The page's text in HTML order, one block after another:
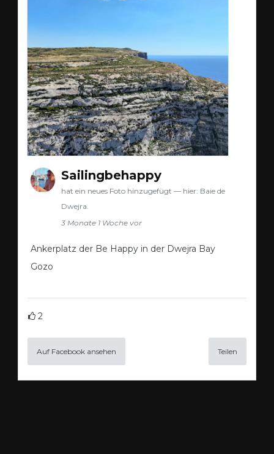
Sailingbehappy
hat ein neues Foto hinzugefügt — hier: Baie de
Dwejra.
3 Monate 1 Woche vor
Ankerplatz der Be Happy in der Dwejra Bay
Gozo
2
Auf Facebook ansehen Teilen